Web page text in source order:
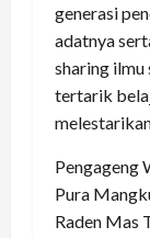
generasi
adatnya
sharing ilmu
tertarik
Pengageng
Pura
Raden Mas